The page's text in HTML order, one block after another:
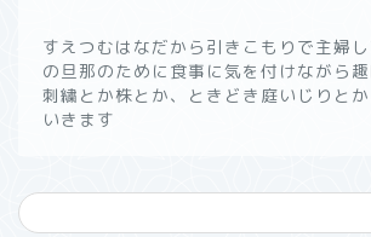
すえつむはなだから引きこもりで主婦
の旦那のために食事に気を付けながら
刺繍とか株とか、ときどき庭いじりと
いきます